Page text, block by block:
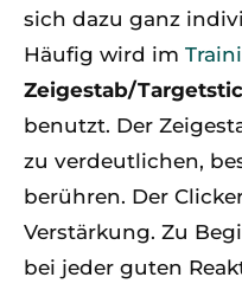
sich dazu ganz
Häufig wird im
Zeigestab/
benutzt. Der
zu verdeutlichen,
berühren. Der
Verstärkung. Zu
bei jeder guten